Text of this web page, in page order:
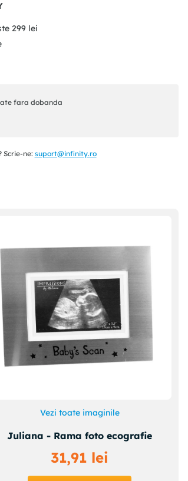
299 lei
fara dobanda
Scrie-ne: suport@infinity.ro
Vezi toate imaginile
Juliana - Rama foto ecografie
31,91 lei